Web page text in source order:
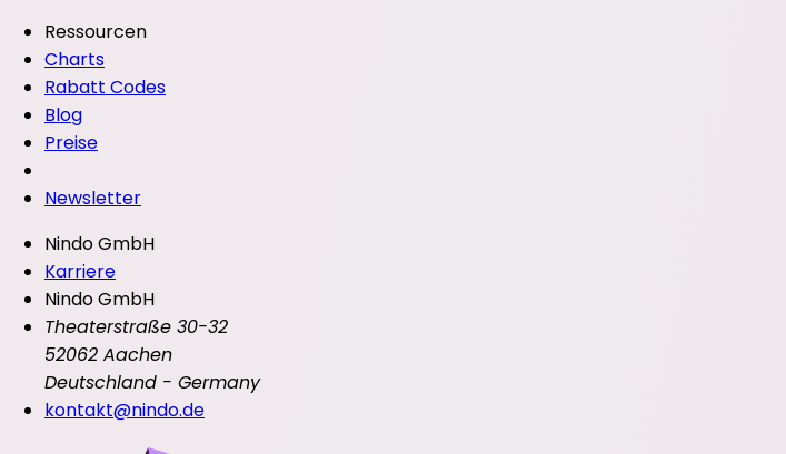
Ressourcen
Charts
Rabatt Codes
Blog
Preise
Newsletter
Nindo GmbH
Karriere
Nindo GmbH
Theaterstraße 30-32
52062 Aachen
Deutschland - Germany
kontakt@nindo.de